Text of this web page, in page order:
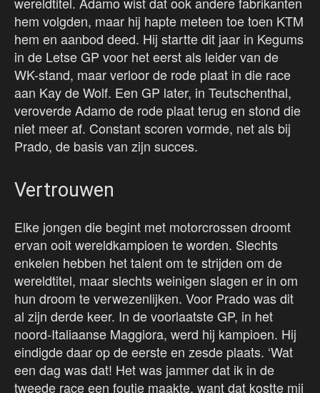
hem volgden, maar hij hapte meteen toe toen KTM
hem en aanbod deed. Hij startte dit jaar in Kegums
in de Letse GP voor het eerst als leider van de
WK-stand, maar verloor de rode plaat in die race
aan Kay de Wolf. Een GP later, in Teutschenthal,
veroverde Adamo de rode plaat terug en stond die
niet meer af. Constant scoren vormde, net als bij
Prado, de basis van zijn succes.
Vertrouwen
Elke jongen die begint met motorcrossen droomt
ervan ooit wereldkampioen te worden. Slechts
enkelen hebben het talent om te strijden om de
wereldtitel, maar slechts weinigen slagen er in om
hun droom te verwezenlijken. Voor Prado was dit
al zijn derde keer. In de voorlaatste GP, in het
noord-Italiaanse Maggiora, werd hij kampioen. Hij
eindigde daar op de eerste en zesde plaats. ‘Wat
een dag was dat! Het was jammer dat ik in de
tweede race een foutje maakte, want dat kostte mij